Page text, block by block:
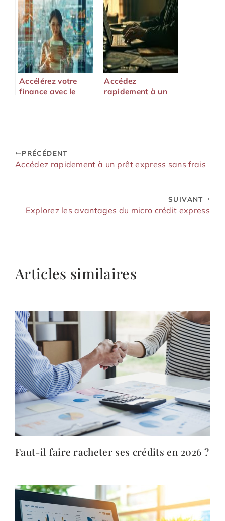
Accélérez votre
finance avec le
Accédez
rapidement à un
PRÉCÉDENT
Accédez rapidement à un prêt express sans frais
SUIVANT
Explorez les avantages du micro crédit express
Articles similaires
Faut-il faire racheter ses crédits en 2026 ?